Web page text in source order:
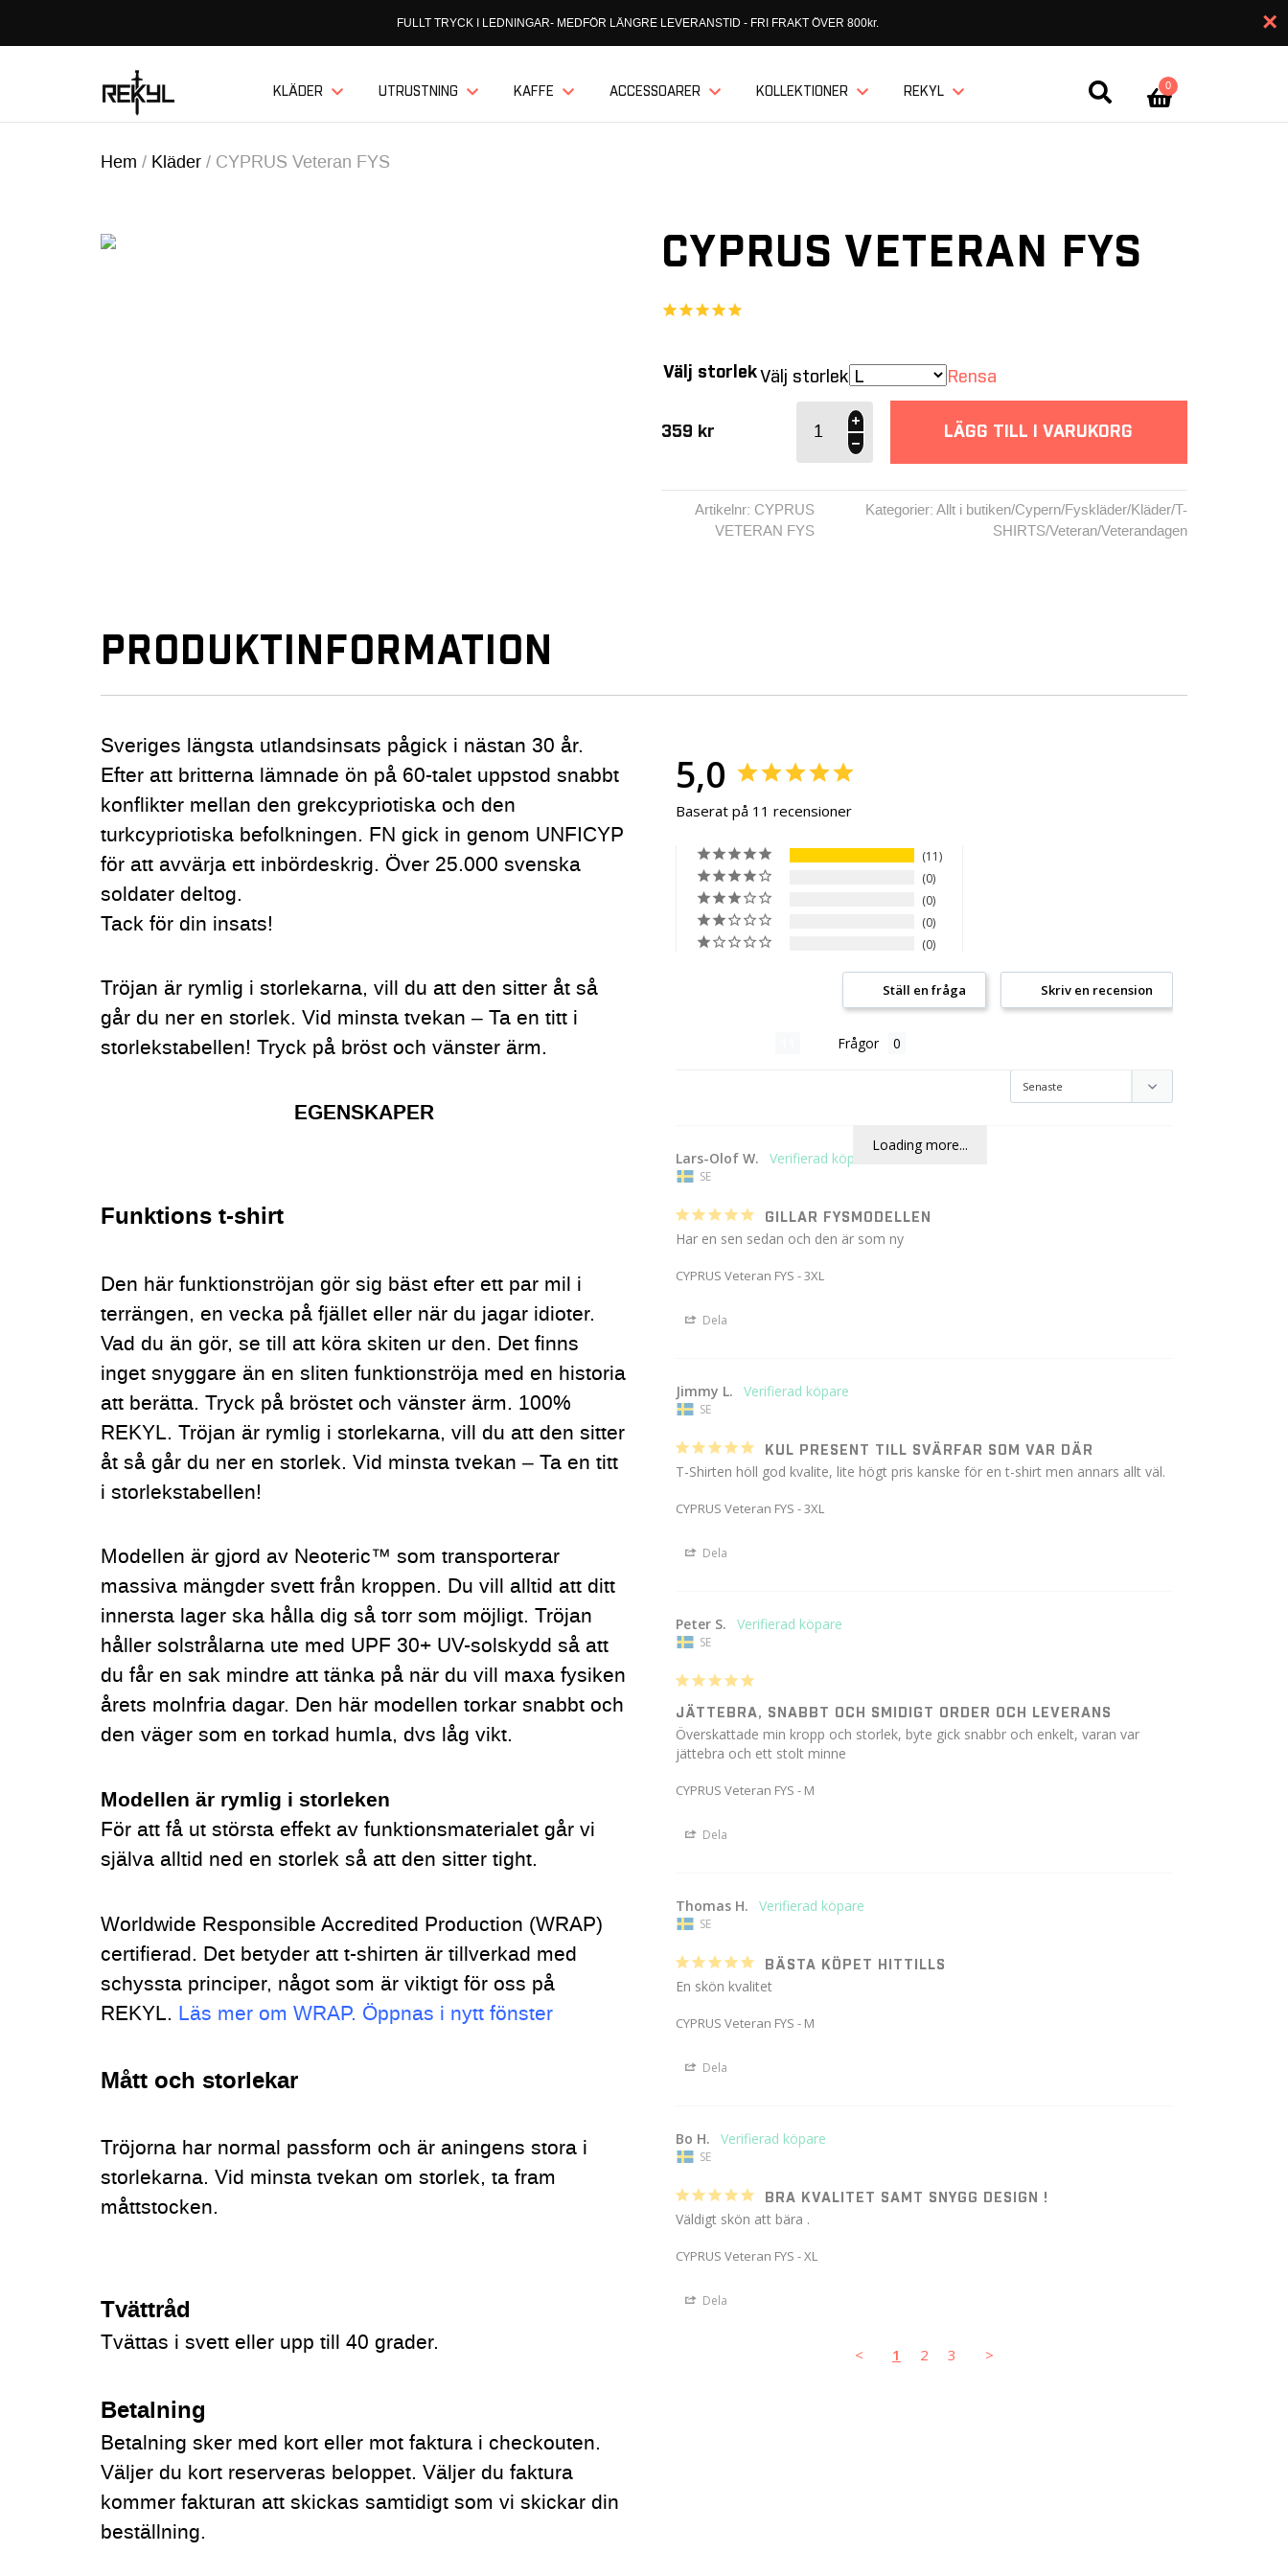
FULLT TRYCK I LEDNINGAR- MEDFÖR LÄNGRE LEVERANSTID - FRI FRAKT ÖVER 800kr. ×
KLÄDER UTRUSTNING KAFFE ACCESSOARER KOLLEKTIONER REKYL 0
Hem / Kläder / CYPRUS Veteran FYS
CYPRUS VETERAN FYS
Välj storlek Välj storlek Rensa
359 kr
CYPRUS
Veteran
LÄGG TILL I VARUKORG
Artikelnr: CYPRUS
VETERAN FYS
Kategorier: Allt i butiken/Cypern/Fyskläder/Kläder/T-
SHIRTS/Veteran/Veterandagen
PRODUKTINFORMATION
Sveriges längsta utlandsinsats pågick i nästan 30 år.
Efter att britterna lämnade ön på 60-talet uppstod snabbt
konflikter mellan den grekcypriotiska och den
turkcypriotiska befolkningen. FN gick in genom UNFICYP
för att avvärja ett inbördeskrig. Över 25.000 svenska
soldater deltog.
Tack för din insats!
Tröjan är rymlig i storlekarna, vill du att den sitter åt så
går du ner en storlek. Vid minsta tvekan – Ta en titt i
storlekstabellen!Tryck på bröst och vänster ärm.
EGENSKAPER
Funktions t-shirt
Den här funktionströjan gör sig bäst efter ett par mil i
terrängen, en vecka på fjället eller när du jagar idioter.
Vad du än gör, se till att köra skiten ur den. Det finns
inget snyggare än en sliten funktionströja med en historia
att berätta. Tryck på bröstet och vänster ärm. 100%
REKYL. Tröjan är rymlig i storlekarna, vill du att den sitter
åt så går du ner en storlek. Vid minsta tvekan – Ta en titt
i storlekstabellen!
Modellen är gjord av Neoteric™ som transporterar
massiva mängder svett från kroppen. Du vill alltid att ditt
innersta lager ska hålla dig så torr som möjligt. Tröjan
håller solstrålarna ute med UPF 30+ UV-solskydd så att
du får en sak mindre att tänka på när du vill maxa fysiken
årets molnfria dagar. Den här modellen torkar snabbt och
den väger som en torkad humla, dvs låg vikt.
Modellen är rymlig i storleken
För att få ut största effekt av funktionsmaterialet går vi
själva alltid ned en storlek så att den sitter tight.
Worldwide Responsible Accredited Production (WRAP)
certifierad. Det betyder att t-shirten är tillverkad med
schyssta principer, något som är viktigt för oss på
REKYL. Läs mer om WRAP. Öppnas i nytt fönster
Mått och storlekar
Tröjorna har normal passform och är aningens stora i
storlekarna. Vid minsta tvekan om storlek, ta fram
måttstocken.
Tvättråd
Tvättas i svett eller upp till 40 grader.
Betalning
Betalning sker med kort eller mot faktura i checkouten.
Väljer du kort reserveras beloppet. Väljer du faktura
kommer fakturan att skickas samtidigt som vi skickar din
beställning.
5,0
Baserat på 11 recensioner
11
0
0
0
0
Skriv en recension
Ställ en fråga
Frågor
Loading more...
Lars-Olof W.
SE
GILLAR FYSMODELLEN
Har en sen sedan och den är som ny
CYPRUS Veteran FYS - 3XL
Dela
Jimmy L.
SE
KUL PRESENT TILL SVÄRFAR SOM VAR DÄR
T-Shirten höll god kvalite, lite högt pris kanske för en t-shirt men annars allt väl.
CYPRUS Veteran FYS - 3XL
Dela
Peter S.
SE
JÄTTEBRA, SNABBT OCH SMIDIGT ORDER OCH LEVERANS
Överskattade min kropp och storlek, byte gick snabbr och enkelt, varan var
jättebra och ett stolt minne
CYPRUS Veteran FYS - M
Dela
Thomas H.
SE
BÄSTA KÖPET HITTILLS
En skön kvalitet
CYPRUS Veteran FYS - M
Dela
Bo H.
SE
BRA KVALITET SAMT SNYGG DESIGN !
Väldigt skön att bära .
CYPRUS Veteran FYS - XL
Dela
< 1 2 3 >